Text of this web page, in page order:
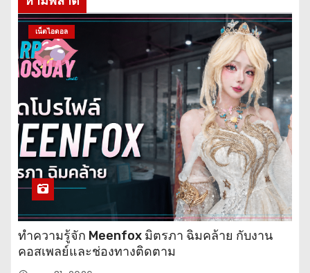
เน็ตไอดอล
ทำความรู้จัก Meenfox มิตรภา ฉิมคล้าย กับงาน
คอสเพลย์และช่องทางติดตาม